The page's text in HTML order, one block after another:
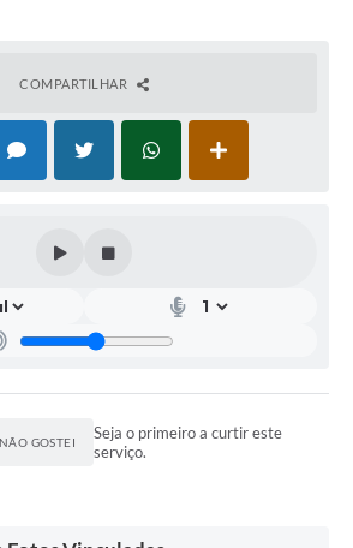
COMPARTILHAR
NÃO GOSTEI
Seja o primeiro a curtir este
serviço.